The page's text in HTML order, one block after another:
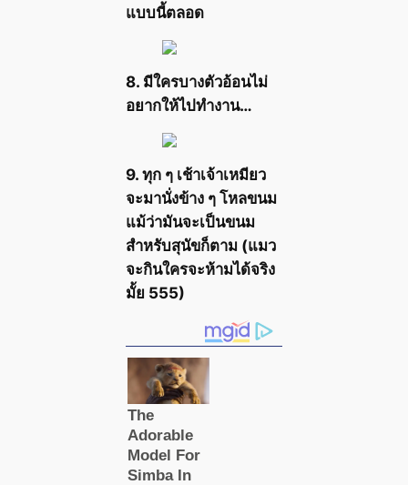
แบบนี้ตลอด
8. มีใครบางตัวอ้อนไม่
อยากให้ไปทำงาน…
9. ทุก ๆ เช้าเจ้าเหมียว
จะมานั่งข้าง ๆ โหลขนม
แม้ว่ามันจะเป็นขนม
สำหรับสุนัขก็ตาม (แมว
จะกินใครจะห้ามได้จริง
มั้ย 555)